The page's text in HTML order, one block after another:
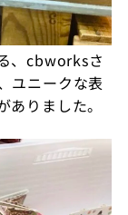
、cbworksさ
ユニークな表
りました。